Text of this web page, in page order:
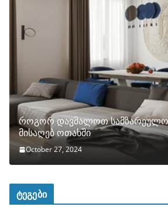
როგორ დავმალოთ
მისაღებ ოთახში
October 27, 2024
ტეგები